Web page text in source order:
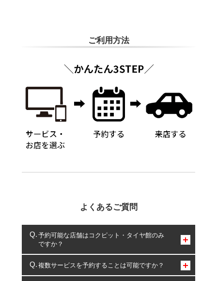
ご利用方法
よくあるご質問
予約可能な店舗はコクピット・タイヤ館のみ
ですか？
コクピット・タイヤ館のみとなります。
複数サービスを予約することは可能ですか？